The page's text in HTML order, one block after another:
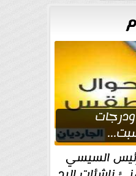
العظمى في القاهره 36
السيسي